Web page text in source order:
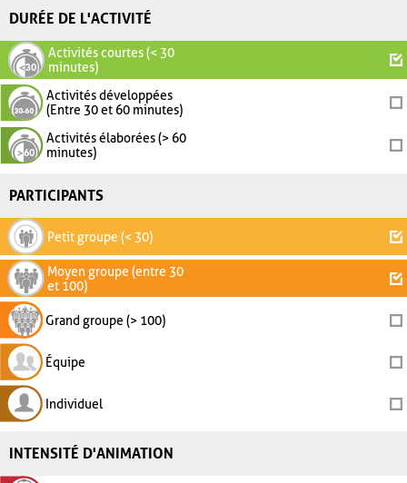
DURÉE DE L'ACTIVITÉ
Activités courtes (< 30
minutes)
Activités développées
(Entre 30 et 60 minutes)
Activités élaborées (> 60
minutes)
PARTICIPANTS
Petit groupe (< 30)
Moyen groupe (entre 30
et 100)
Grand groupe (> 100)
Équipe
Individuel
INTENSITÉ D'ANIMATION